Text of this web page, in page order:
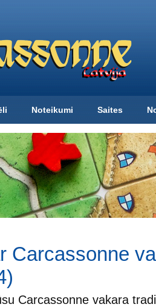
Noteikumi Saites
Carcassonne
Carcassonne vakara